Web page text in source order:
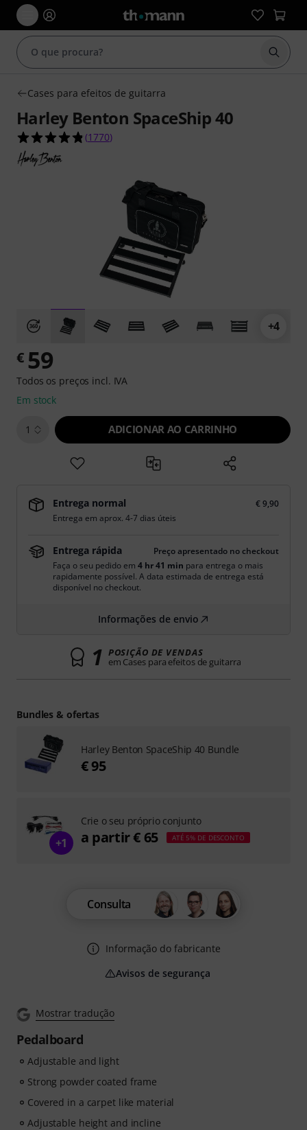
Iniciar
Cases para efeitos de guitarra
Harley Benton SpaceShip 40
4.8 de 5 estrelas de 1770 avaliações de clientes
(1770)
+4
Mostrar tradução
Pedalboard
Adjustable and light
Strong powder coated frame
Covered in a carpet like material
Adjustable height and incline
€ 59
Todos os preços incl. IVA
Em stock
1 ADICIONAR AO CARRINHO
Entrega normal
€ 9,90
Entrega em aprox. 4-7 dias úteis
Entrega rápida
Preço apresentado no checkout
Faça o seu pedido em 4 hr 41 min para entrega o mais
rapidamente possível. A data estimada de entrega está
disponível no checkout.
Informações de envio
1 POSIÇÃO DE VENDAS
em Cases para efeitos de guitarra
Consulta
Informação do fabricante
Avisos de segurança
Bundles & ofertas
Harley Benton SpaceShip 40 Bundle
€ 95
+1
Crie o seu próprio conjunto
a partir € 65 ATÉ 5% DE DESCONTO